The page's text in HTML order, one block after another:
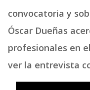
convocatoria y
Óscar Dueñas
profesionales en el
ver la entrevista